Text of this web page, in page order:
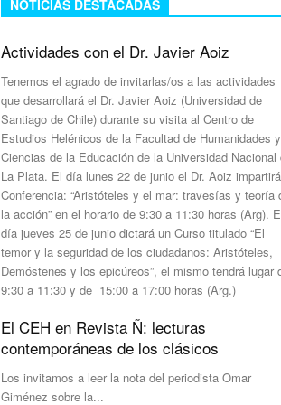
NOTICIAS DESTACADAS
Actividades con el Dr. Javier Aoiz
Tenemos el agrado de invitarlas/os a las actividades
que desarrollará el Dr. Javier Aoiz (Universidad de
Santiago de Chile) durante su visita al Centro de
Estudios Helénicos de la Facultad de Humanidades y
Ciencias de la Educación de la Universidad Nacional
La Plata. El día lunes 22 de junio el Dr. Aoiz
Conferencia: “Aristóteles y el mar: travesías y teoría
la acción” en el horario de 9:30 a 11:30 horas (Arg).
día jueves 25 de junio dictará un Curso titulado “El
temor y la seguridad de los ciudadanos: Aristóteles,
Demóstenes y los epicúreos”, el mismo tendrá lugar
9:30 a 11:30 y de 15:00 a 17:00 horas (Arg.)
El CEH en Revista Ñ: lecturas
contemporáneas de los clásicos
Los invitamos a leer la nota del periodista Omar
Giménez sobre la...